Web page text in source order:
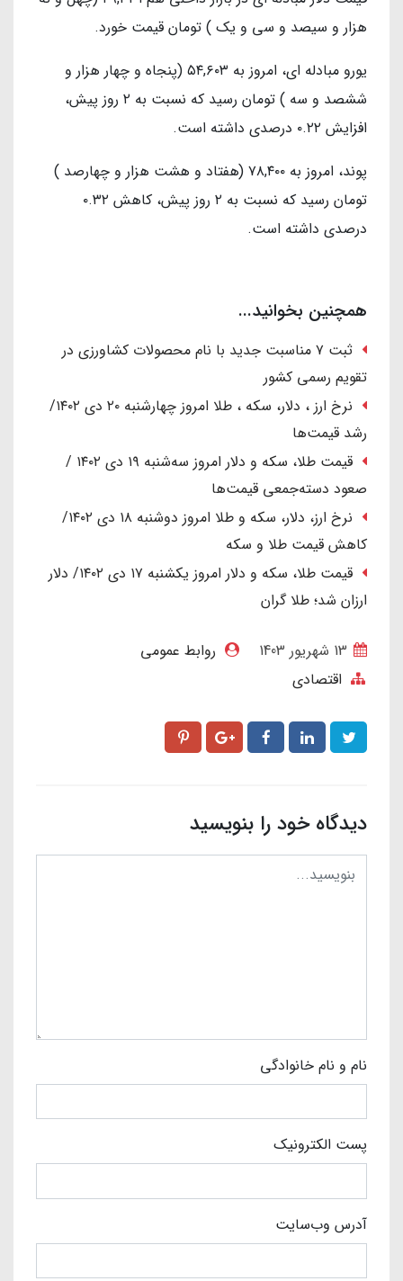
هزار و سیصد و سی و یک ) تومان قیمت خورد.
یورو مبادله ای، امروز به ۵۴,۶۰۳ (پنجاه و چهار هزار و
ششصد و سه ) تومان رسید که نسبت به ۲ روز پیش،
افزایش ۰.۲۲ درصدی داشته است.
پوند، امروز به ۷۸,۴۰۰ (هفتاد و هشت هزار و چهارصد )
تومان رسید که نسبت به ۲ روز پیش، کاهش ۰.۳۲
درصدی داشته است.
همچنین بخوانید...
ثبت ۷ مناسبت جدید با نام محصولات کشاورزی در
تقویم رسمی کشور
نرخ ارز ، دلار، سکه ، طلا امروز چهارشنبه ۲۰ دی ۱۴۰۲/
رشد قیمت‌ها
قیمت طلا، سکه و دلار امروز سه‌شنبه ۱۹ دی ۱۴۰۲ /
صعود دسته‌جمعی قیمت‌ها
نرخ ارز، دلار، سکه و طلا امروز دوشنبه ۱۸ دی ۱۴۰۲/
کاهش قیمت طلا و سکه
قیمت طلا، سکه و دلار امروز یکشنبه ۱۷ دی ۱۴۰۲/ دلار
ارزان شد؛ طلا گران
روابط عمومی
اقتصادی
دیدگاه خود را بنویسید
نام و نام خانوادگی
پست الکترونیک
آدرس وب‌سایت